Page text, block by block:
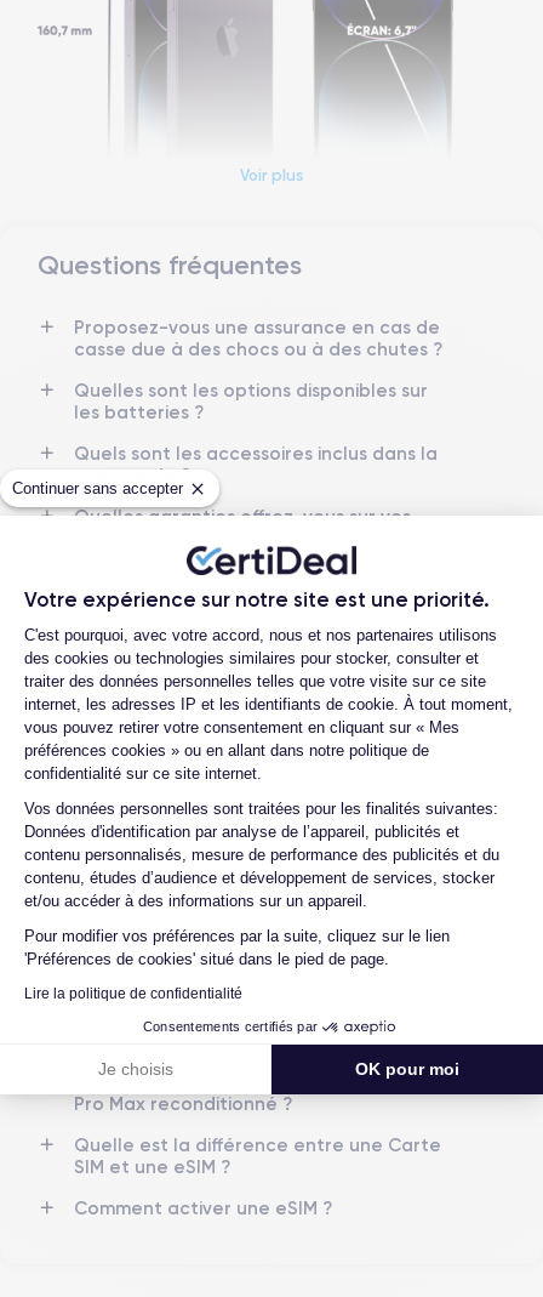
Continuer sans accepter
Votre expérience sur notre site est une priorité.
Plateforme de Gestion du
C'est pourquoi, avec votre accord, nous et nos partenaires utilisons
des cookies ou technologies similaires pour stocker, consulter et
traiter des données personnelles telles que votre visite sur ce site
internet, les adresses IP et les identifiants de cookie. À tout moment,
vous pouvez retirer votre consentement en cliquant sur « Mes
préférences cookies » ou en allant dans notre politique de
confidentialité sur ce site internet.
Vos données personnelles sont traitées pour les finalités suivantes:
Données d'identification par analyse de l’appareil, publicités et
contenu personnalisés, mesure de performance des publicités et du
contenu, études d’audience et développement de services, stocker
et/ou accéder à des informations sur un appareil.
Pour modifier vos préférences par la suite, cliquez sur le lien
'Préférences de cookies' situé dans le pied de page.
Lire la politique de confidentialité
Consentements certifiés par
Je choisis OK pour moi
Axeptio consent
Dimensions et poids iPhone 14 Pro Max
Date de sortie
16/09/2022
Système exploitation
iOS (iOS 26)
Dimensions Poids
Écran
OLED 6.7 pouces
Memoire interne
Nom de la puce
Puce A16 Bionic
Nombre de cœurs
6
Nom GPU
GPU 5 cœurs
Fréq. processeur
3.1 GHz
48 Mpx 12 Mpx
Résolution vidéo
4K - 3840 x 2160 px
Recharge rapide
Oui, 27W
Batterie
4323 mAh
Type de SIM
eSIM
Débloqué
Oui, tous opérateurs
Si vous souhaitez découvrir en détail les caractéristiques de ce
smartphone, consulter la fiche technique de l'iPhone 14 Pro Max.
Voir plus
Questions fréquentes
Proposez-vous une assurance en cas de
casse due à des chocs ou à des chutes ?
Quelles sont les options disponibles sur
les batteries ?
Quels sont les accessoires inclus dans la
commande ?
Quelles garanties offrez-vous sur vos
Quels sont vos modes de paiement ?
commande ?
Quelle société utilisez-vous pour
l'expédition ?
Quels sont les délais de livraison ?
après avoir acheté/reçu le produit ?
Comment demander un retour ?
Comment contacter le service client ?
Est-il possible de payer l'iPhone 14 Pro
Max en plusieurs fois ?
Quelle est la différence entre un iPhone
14 Pro Max d'occasion et un iPhone 14
Pro Max reconditionné ?
Quelle est la durée de vie d'un iPhone 14
Pro Max reconditionné ?
Quelle est la différence entre une Carte
SIM et une eSIM ?
Comment activer une eSIM ?